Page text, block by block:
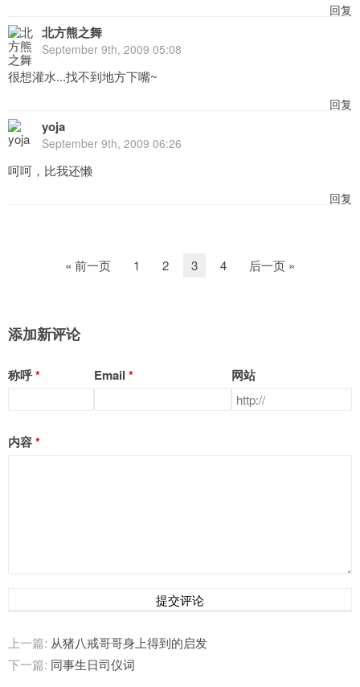
回复
北方熊之舞
September 9th, 2009 05:08
很想灌水...找不到地方下嘴~
回复
yoja
September 9th, 2009 06:26
呵呵，比我还懒
回复
« 前一页 1 2 3 4 后一页 »
添加新评论
称呼 Email 网站
内容
提交评论
上一篇: 从猪八戒哥哥身上得到的启发
下一篇: 同事生日司仪词